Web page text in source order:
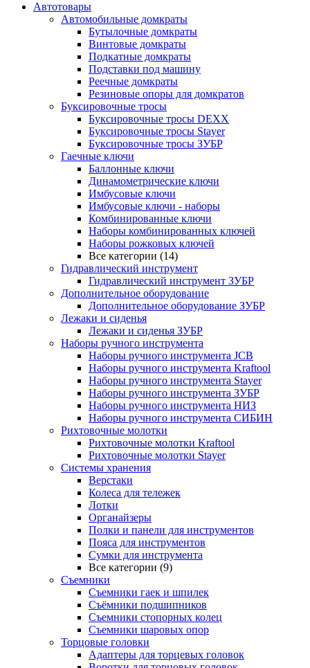
Автотовары
Автомобильные домкраты
Бутылочные домкраты
Винтовые домкраты
Подкатные домкраты
Подставки под машину
Реечные домкраты
Резиновые опоры для домкратов
Буксировочные тросы
Буксировочные тросы DEXX
Буксировочные тросы Stayer
Буксировочные тросы ЗУБР
Гаечные ключи
Баллонные ключи
Динамометрические ключи
Имбусовые ключи
Имбусовые ключи - наборы
Комбинированные ключи
Наборы комбинированных ключей
Наборы рожковых ключей
Все категории (14)
Гидравлический инструмент
Гидравлический инструмент ЗУБР
Дополнительное оборудование
Дополнительное оборудование ЗУБР
Лежаки и сиденья
Лежаки и сиденья ЗУБР
Наборы ручного инструмента
Наборы ручного инструмента JCB
Наборы ручного инструмента Kraftool
Наборы ручного инструмента Stayer
Наборы ручного инструмента ЗУБР
Наборы ручного инструмента НИЗ
Наборы ручного инструмента СИБИН
Рихтовочные молотки
Рихтовочные молотки Kraftool
Рихтовочные молотки Stayer
Системы хранения
Верстаки
Колеса для тележек
Лотки
Органайзеры
Полки и панели для инструментов
Пояса для инструментов
Сумки для инструмента
Все категории (9)
Съемники
Съемники гаек и шпилек
Съёмники подшипников
Съемники стопорных колец
Съемники шаровых опор
Торцовые головки
Адаптеры для торцевых головок